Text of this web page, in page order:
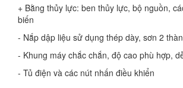
+ Bằng thủy lực: ben thủy lực, bộ nguồn,
biến
- Nắp dập liệu sử dụng thép dày, sơn 2
- Khung máy chắc chắn, độ cao phù hợp,
- Tủ điện và các nút nhấn điều khiển